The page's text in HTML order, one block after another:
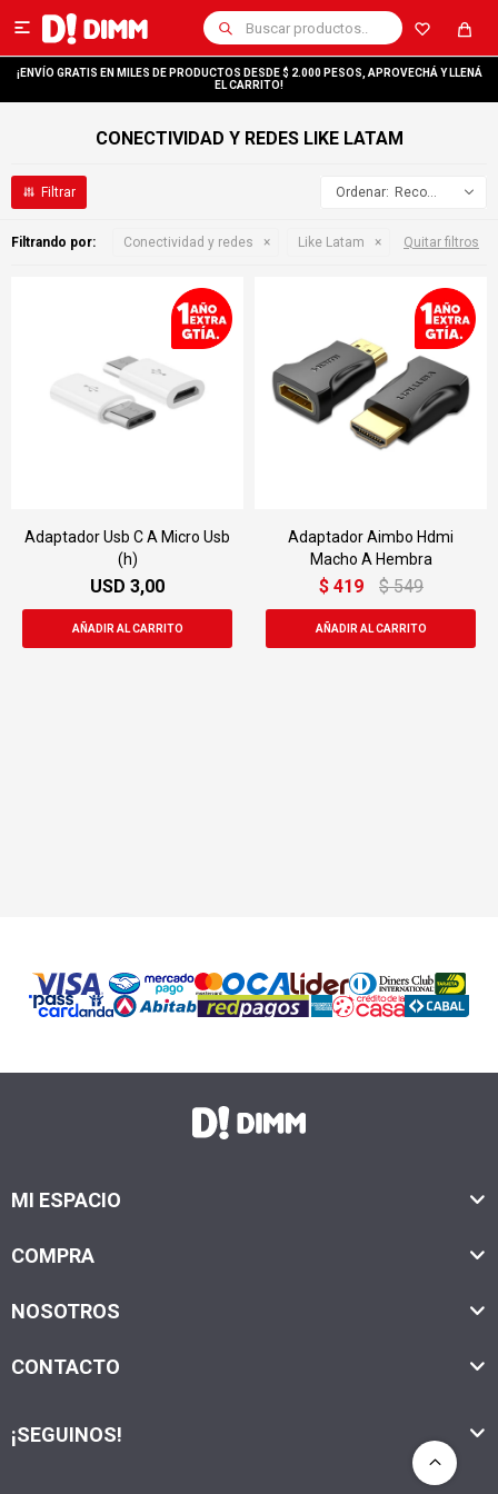

¡ENVÍO GRATIS EN MILES DE PRODUCTOS DESDE $ 2.000 PESOS, APROVECHÁ Y LLENÁ
EL CARRITO!
CONECTIVIDAD Y REDES LIKE LATAM
Recomendados
Filtrando por: Conectividad y redes Like Latam Quitar filtros
Adaptador Usb C A Micro Usb
(h)
USD 3,00
Adaptador Aimbo Hdmi
Macho A Hembra
$ 419 $ 549
MI ESPACIO
COMPRA
NOSOTROS
CONTACTO
¡SEGUINOS!